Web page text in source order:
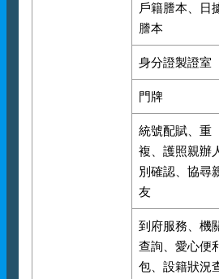
戶籍謄本、日
謄本
身分證製證室
門牌
統號配賦、重
複、護照親辦
別確認、協尋
友
到府服務、機
查詢、愛心便
包、設籍狀況